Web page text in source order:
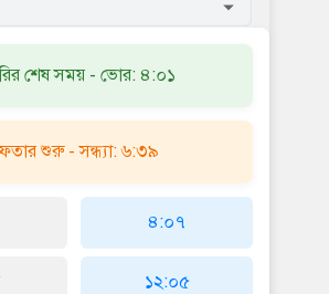
শেষ সময় - ভোর: ৪:০১
শুরু - সন্ধ্যা: ৬:৩৯
৪:০৭
১২:০৫